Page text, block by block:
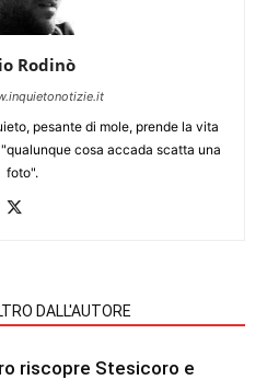
Rodinò
pesante di mole, prende la vita
cosa accada scatta una
foto".
DALL'AUTORE
riscopre Stesicoro e